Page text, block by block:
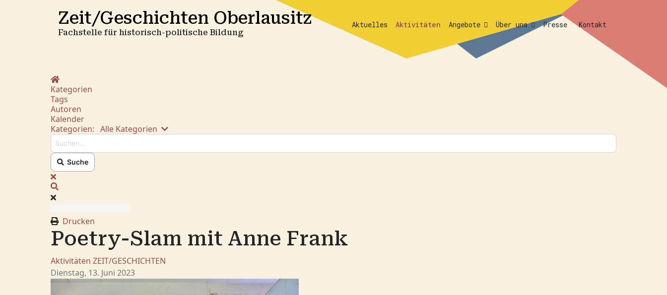
Zeit/Geschichten Oberlausitz
Fachstelle für historisch-politische Bildung
Aktuelles Aktivitäten Angebote Über uns Presse Kontakt
Home
Kategorien
Tags
Autoren
Kalender
Kategorien: Alle Kategorien Suchen...
Suche
x
Drucken
Poetry-Slam mit Anne Frank
Aktivitäten ZEIT/GESCHICHTEN
Dienstag, 13. Juni 2023